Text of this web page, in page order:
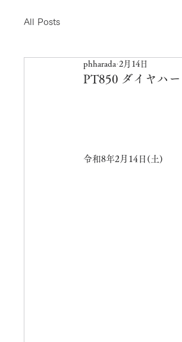
All Posts
PT850 ダイヤハ
phharada 2月14日
令和8年2月14日(土)